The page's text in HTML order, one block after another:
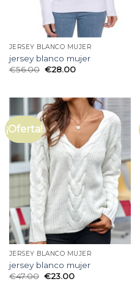
JERSEY BLANCO MUJER
jersey blanco mujer
€56.00 €28.00
¡Oferta!
JERSEY BLANCO MUJER
jersey blanco mujer
€47.00 €23.00